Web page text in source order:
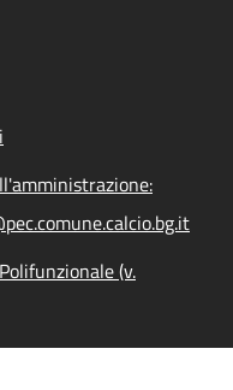
(v.